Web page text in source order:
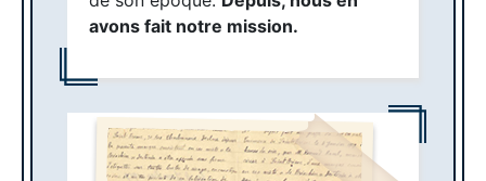
avons fait notre mission.